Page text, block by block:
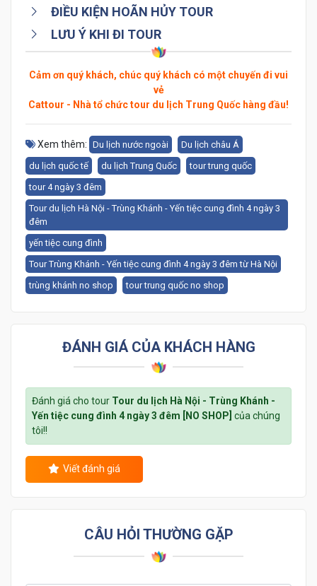
ĐIỀU KIỆN HOÃN HỦY TOUR
LƯU Ý KHI ĐI TOUR
Cảm ơn quý khách, chúc quý khách có một chuyến đi vui
vẻ
Cattour - Nhà tổ chức tour du lịch Trung Quốc hàng đầu!
Xem thêm: Du lịch nước ngoài
Du lịch châu Á
du lịch quốc tế
du lịch Trung Quốc
tour trung quốc
tour 4 ngày 3 đêm
Tour du lịch Hà Nội - Trùng Khánh - Yến tiệc cung đình 4 ngày 3
đêm
yến tiệc cung đình
Tour Trùng Khánh - Yến tiệc cung đình 4 ngày 3 đêm từ Hà Nội
trùng khánh no shop
tour trung quốc no shop
ĐÁNH GIÁ CỦA KHÁCH HÀNG
Đánh giá cho tour Tour du lịch Hà Nội - Trùng Khánh -
Yến tiệc cung đình 4 ngày 3 đêm [NO SHOP] của chúng
tôi!!
Viết đánh giá
CÂU HỎI THƯỜNG GẶP